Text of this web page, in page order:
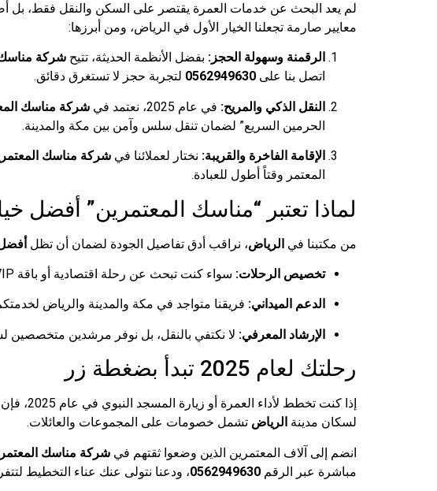
لم يعد البحث عن خدمات العمرة يقتصر على السكن والنقل فقط، بل
معايير صارمة تجعلنا الخيار الأول في الرياض، ومن أبرزها:
الرقمنة وسهولة الحجز: بفضل الأنظمة الحديثة، تتيح شركة مناسك
اتصل بنا على 0562949630 لتجربة حجز لا تستغرق دقائق.
النقل الذكي والمريح: في عام 2025، نعتمد في شركة مناسك
الحرمين السريع” لضمان تنقل سلس وآمن بين مكة والمدينة.
الإقامة الفاخرة والقريبة: نختار لعملائنا في شركة مناسك
المعتمر وقتاً أطول للعبادة.
لماذا تعتبر “مناسك المعتمرين” أفضل
من مكتبنا في الرياض، نراقب أدق تفاصيل الجودة لضمان أن تظل أفضل
تخصيص الرحلات: سواء كنت تبحث عن رحلة اقتصادية أو باقة VIP، فإن
الدعم الميداني: فريقنا متواجد في مكة والمدينة والرياض لخدمتكم 24/7. أي استفسار يجد استجابة فورية عبر
الإرشاد المعرفي: لا نكتفي بالنقل، بل نوفر مرشدين متخصصين
رحلتك لعام 2025 تبدأ بضغطة زر
إذا كنت تخطط لأداء العمرة أو زيارة المسجد النبوي في عام 2025، فإن الوقت المثالي للحجز هو الآن. نحن في
لسكان مدينة الرياض تشمل خصومات على المجموعات والعائلات.
انضم إلى آلاف المعتمرين الذين وضعوا ثقتهم في شركة مناسك
مباشرة عبر الرقم 0562949630، ودعنا نتولى عنك عناء التخطيط